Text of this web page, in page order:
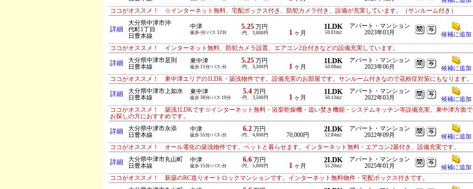
ココがオススメ！ ☆インターネット無料、宅配ボックス付き、防犯カメラ付き、設備が充実しています。（サンルーム付き）
詳細
大分県中津市沖
代町1丁目
日豊本線
中津
徒歩-分/バス 12分
5.25万円
-円、 3,000円 1 ヶ月
1LDK
50.01m2
アパート・マンション
2023年03月
候補に追加
ココがオススメ！ インターネット無料、防犯カメラ設置、エアコン2台付きなどの設備充実しています。
詳細
大分県中津市是則
日豊本線
東中津
徒歩 11分/バス-分
5.25万円
-円、 3,300円 1 ヶ月
1LDK
50.08m2
アパート・マンション
2023年06月
候補に追加
ココがオススメ！ 東中津エリアの1LDK・築浅物件です。設備充実のお部屋です。サンルーム付きなので花粉症対策にもなります。
詳細
大分県中津市上如水
日豊本線
東中津
徒歩 38分/バス 10分
5.4 万円
-円、 3,500円 1 ヶ月
1LDK
50.13m2
アパート・マンション
2022年03月
候補に追加
ココがオススメ！ 築浅1LDKです☆インターネット無料・浴室乾燥機・追い焚き機能・システムキッチン等設備充実。東中津方面で
お探しの方におすすめです。
詳細
大分県中津市永添
日豊本線
中津
徒歩 55分/バス-分
6.2 万円
-円、 4,000円 70,000円
2LDK
52.84m2
アパート・マンション
2022年09月
候補に追加
ココがオススメ！ オール電化の築浅物件です。ペットと暮らせます。インターネット無料・エアコン2基付き、設備充実です。
詳細
大分県中津市丸山町
日豊本線
中津
徒歩 15分/バス-分
6.6 万円
-円、 5,000円 1 ヶ月
2LDK
55.20m2
アパート・マンション
2025年01月
候補に追加
ココがオススメ！ 新築のRC造りオートロックマンションです。インターネット無料物件・宅配ボックス付きです。